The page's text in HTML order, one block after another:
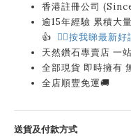
香港註冊公司
逾15年經驗 累積大
👍 👉🏻按我睇最新好
天然鑽石專賣店 一
全部現貨 即時擁有
全店順豐免運🚚
送貨及付款方式